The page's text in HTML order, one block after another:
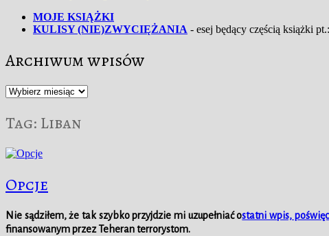
MOJE KSIĄŻKI
KULISY (NIE)ZWYCIĘŻANIA - esej będący częścią książki pt.:
Archiwum wpisów
Archiwum
Tag: Liban
Opcje
Nie sądziłem, że tak szybko przyjdzie mi uzupełniać ostatni wpis,
finansowanym przez Teheran terrorystom.